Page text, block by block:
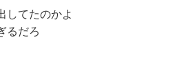
してたのかよ
るだろ